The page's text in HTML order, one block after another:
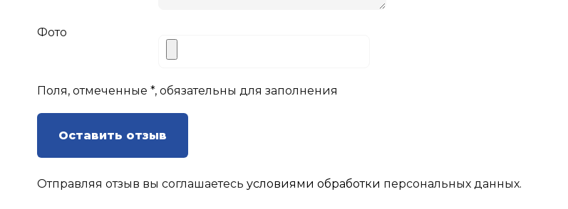
Фото
Поля, отмеченные *, обязательны для заполнения
Оставить отзыв
Отправляя отзыв вы соглашаетесь условиями обработки персональных данных.